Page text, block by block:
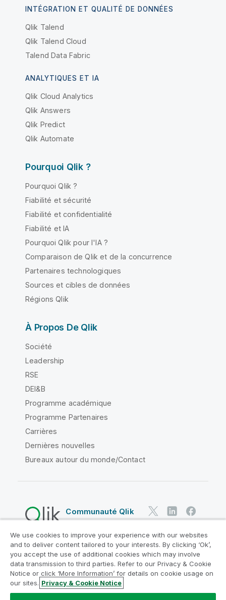
INTÉGRATION ET QUALITÉ DE DONNÉES
Qlik Talend
Qlik Talend Cloud
Talend Data Fabric
ANALYTIQUES ET IA
Qlik Cloud Analytics
Qlik Answers
Qlik Predict
Qlik Automate
Pourquoi Qlik ?
Pourquoi Qlik ?
Fiabilité et sécurité
Fiabilité et confidentialité
Fiabilité et IA
Pourquoi Qlik pour l'IA ?
Comparaison de Qlik et de la concurrence
Partenaires technologiques
Sources et cibles de données
Régions Qlik
À Propos De Qlik
Société
Leadership
RSE
DEI&B
Programme académique
Programme Partenaires
Carrières
Dernières nouvelles
Bureaux autour du monde/Contact
Communauté Qlik
Contrats juridiques
Conditions d'utilisation des produits
Legal Policies
Conditions légales
Conditions d'utilisation
Marques
Do Not Share My Info
We use cookies to improve your experience with our websites
and to deliver content tailored to your interests. By clicking ‘Ok’,
you accept the use of additional cookies which may involve
data transmission to third parties. Refer to our Privacy & Cookie
Notice or click ‘More Information’ for details on cookie usage on
our sites. Privacy & Cookie Notice